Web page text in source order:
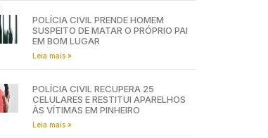
POLÍCIA CIVIL PRENDE HOMEM
SUSPEITO DE MATAR O PRÓPRIO PAI
EM BOM LUGAR
Leia mais »
POLÍCIA CIVIL RECUPERA 25
CELULARES E RESTITUI APARELHOS
ÀS VÍTIMAS EM PINHEIRO
Leia mais »